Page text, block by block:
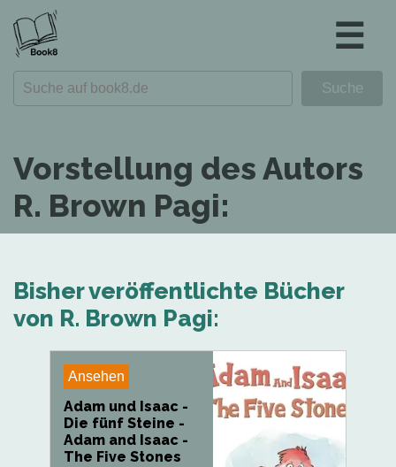
☰
Vorstellung des Autors
R. Brown Pagi:
Bisher veröffentlichte Bücher
von R. Brown Pagi:
Ansehen
Adam und Isaac -
Die fünf Steine -
Adam and Isaac -
The Five Stones